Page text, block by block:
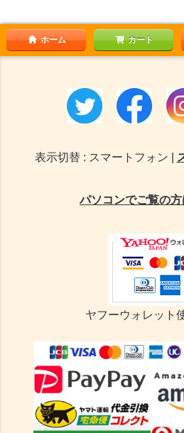
ホーム カート
表示切替 : スマートフォン |
パソコンでご覧の方
ヤフーウォレット